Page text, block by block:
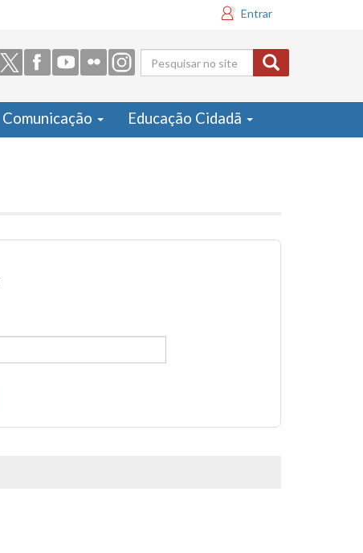
Entrar
Formulário
de busca
Comunicação Educação Cidadã